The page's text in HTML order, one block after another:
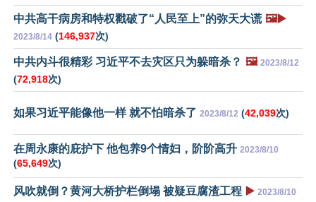
中共高干病房和特权戳破了“人民至上”的弥天大谎 🖼️▶️
2023/8/14 (146,937次)
中共内斗很精彩 习近平不去灾区只为躲暗杀？ 🖼️ 2023/8/12
(72,918次)
如果习近平能像他一样 就不怕暗杀了 2023/8/12 (42,039次)
在周永康的庇护下 他包养9个情妇，阶阶高升 2023/8/10
(65,649次)
风吹就倒？黄河大桥护栏倒塌 被疑豆腐渣工程 ▶️ 2023/8/10